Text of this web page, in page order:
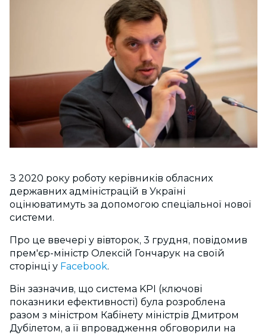
З 2020 року роботу керівників обласних
державних адміністрацій в Україні
оцінюватимуть за допомогою спеціальної нової
системи.
Про це ввечері у вівторок, 3 грудня, повідомив
прем'єр-міністр Олексій Гончарук на своїй
сторінці у Facebook.
Він зазначив, що система KPI (ключові
показники ефективності) була розроблена
разом з міністром Кабінету міністрів Дмитром
Дубілетом, а її впровадження обговорили на